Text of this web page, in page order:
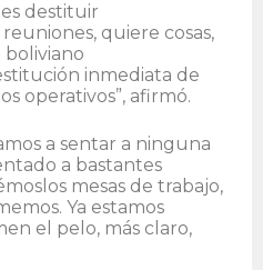
destituir
quiere cosas,
inmediata de
operativos”, afirmó.
a sentar a ninguna
a bastantes
mesas de trabajo,
Ya estamos
el pelo, más claro,